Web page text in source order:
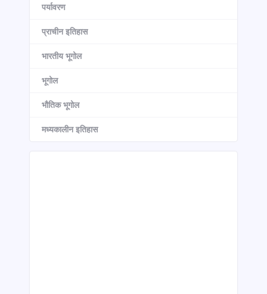
पर्यावरण
प्राचीन इतिहास
भारतीय भूगोल
भूगोल
भौतिक भूगोल
मध्यकालीन इतिहास